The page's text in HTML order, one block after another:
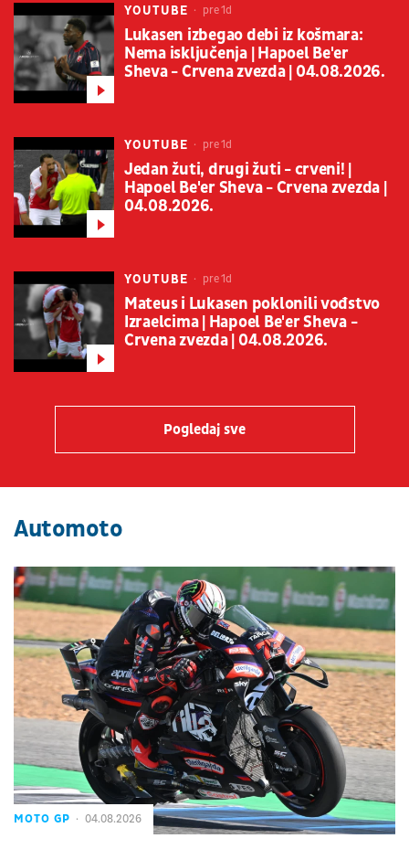
YOUTUBE pre 1d
Lukasen izbegao debi iz košmara:
Nema isključenja | Hapoel Be'er
Sheva - Crvena zvezda | 04.08.2026.
YOUTUBE pre 1d
Jedan žuti, drugi žuti - crveni! |
Hapoel Be'er Sheva - Crvena zvezda |
04.08.2026.
YOUTUBE pre 1d
Mateus i Lukasen poklonili vođstvo
Izraelcima | Hapoel Be'er Sheva -
Crvena zvezda | 04.08.2026.
Pogledaj sve
Automoto
MOTO GP 04.08.2026